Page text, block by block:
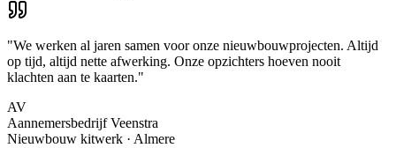
"We werken al jaren samen voor onze nieuwbouwprojecten. Altijd
op tijd, altijd nette afwerking. Onze opzichters hoeven nooit
klachten aan te kaarten."
AV
Aannemersbedrijf Veenstra
Nieuwbouw kitwerk · Almere